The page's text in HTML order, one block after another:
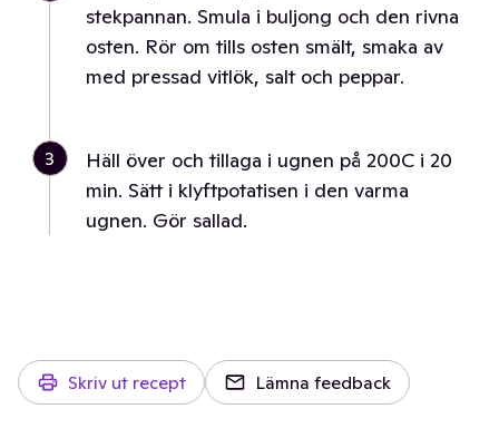
stekpannan. Smula i buljong och den rivna
osten. Rör om tills osten smält, smaka av
med pressad vitlök, salt och peppar.
3
Häll över och tillaga i ugnen på 200C i 20
min. Sätt i klyftpotatisen i den varma
ugnen. Gör sallad.
Skriv ut recept Lämna feedback